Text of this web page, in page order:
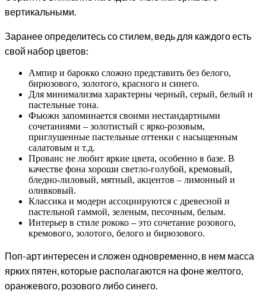
вертикальными.
Заранее определитесь со стилем, ведь для каждого есть
свой набор цветов:
Ампир и барокко сложно представить без белого,
бирюзового, золотого, красного и синего.
Для минимализма характерны черный, серый, белый и
пастельные тона.
Фьюжн запоминается своими нестандартными
сочетаниями – золотистый с ярко-розовым,
приглушенные пастельные оттенки с насыщенным
салатовым и т.д.
Прованс не любит яркие цвета, особенно в базе. В
качестве фона хороши светло-голубой, кремовый,
бледно-лиловый, мятный, акцентов – лимонный и
оливковый.
Классика и модерн ассоциируются с древесной и
пастельной гаммой, зеленым, песочным, белым.
Интерьер в стиле рококо – это сочетание розового,
кремового, золотого, белого и бирюзового.
Поп-арт интересен и сложен одновременно, в нем масса
ярких пятен, которые располагаются на фоне желтого,
оранжевого, розового либо синего.